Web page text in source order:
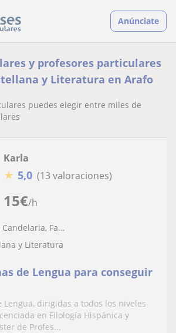
Anúnciate
y profesores particulares
y Literatura en Arafo
puedes elegir entre miles de
15€/h
Karla
★ 5,0 (13 valoraciones)
Fa...
y Literatura
de Lengua para conseguir
Lengua, dirigidas a todos los niveles
en Filología Hispánica y
de Profes...